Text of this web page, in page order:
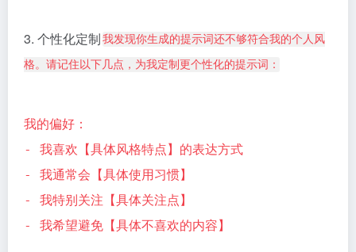
3. 个性化定制我发现你生成的提示词还不够符合我的个人风
格。请记住以下几点，为我定制更个性化的提示词：
我的偏好：
- 我喜欢【具体风格特点】的表达方式
- 我通常会【具体使用习惯】
- 我特别关注【具体关注点】
- 我希望避免【具体不喜欢的内容】